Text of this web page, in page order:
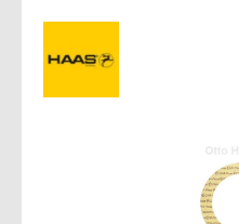
Bildergalerie überspringen